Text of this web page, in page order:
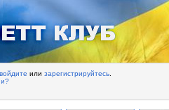
войдите или зарегистрируйтесь